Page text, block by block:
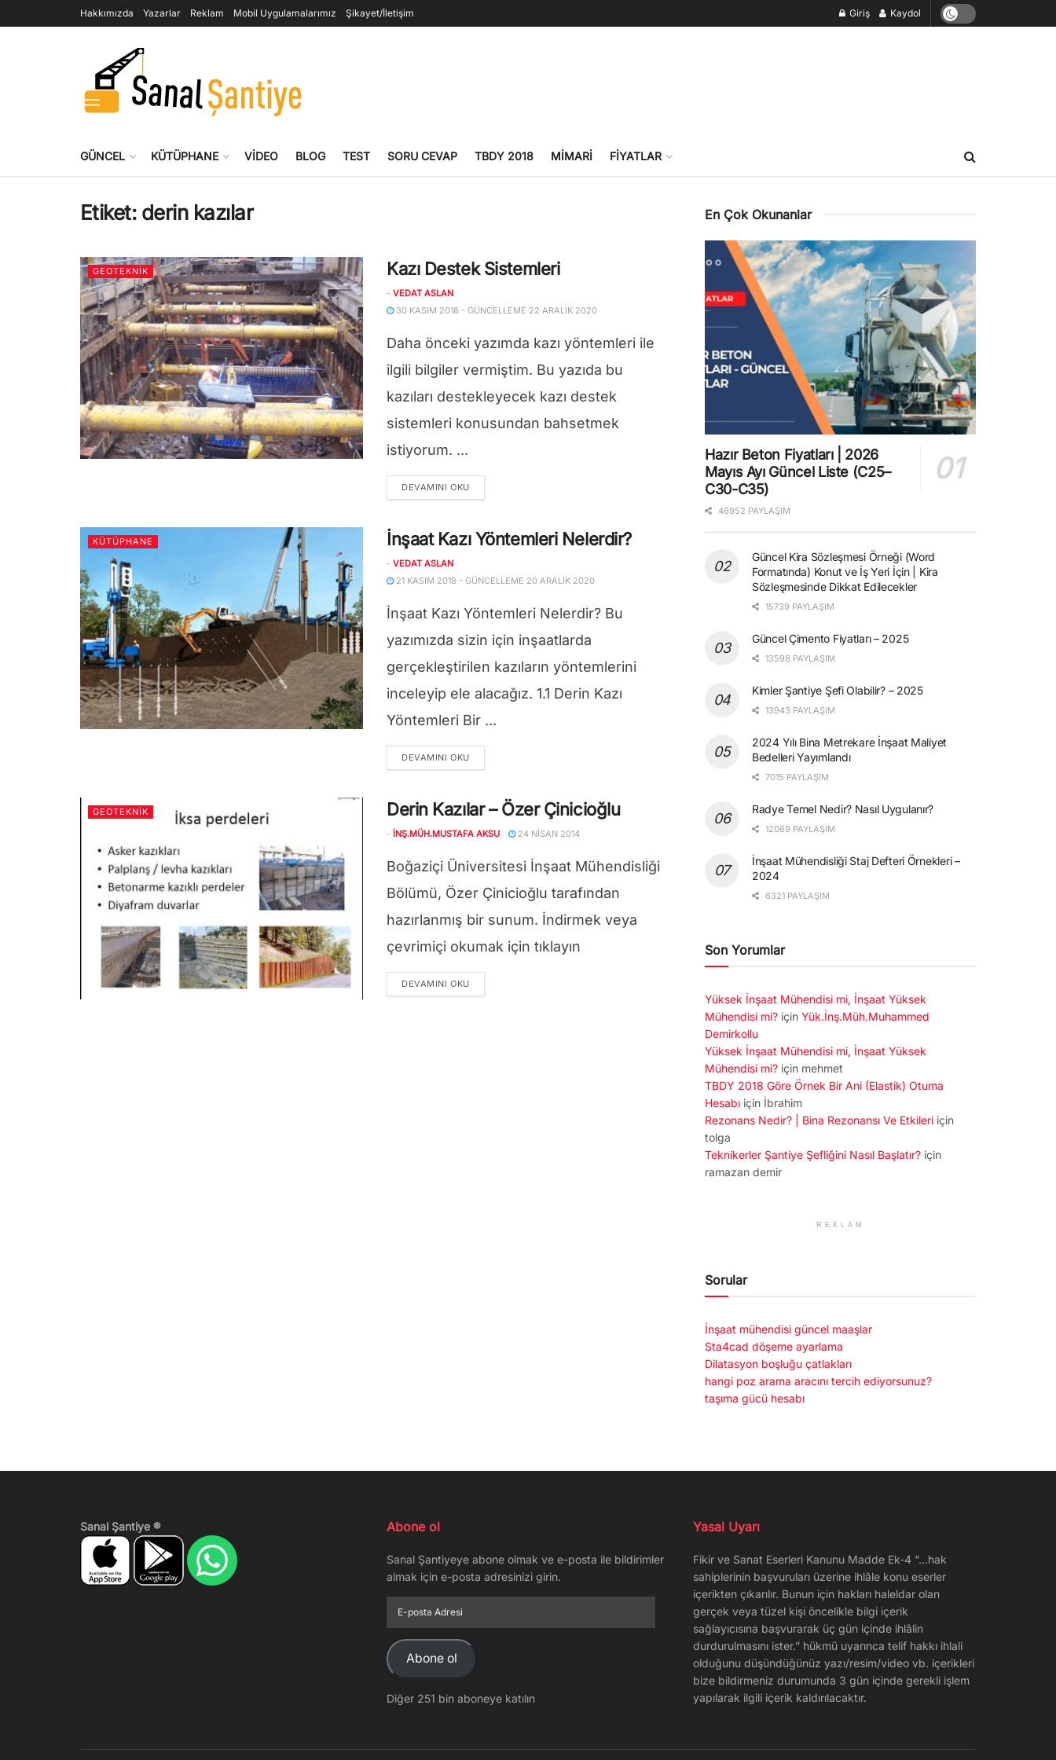
Hakkımızda Yazarlar Reklam Mobil Uygulamalarımız Şikayet/İletişim Giriş Kaydol
GÜNCEL KÜTÜPHANE VIDEO BLOG TEST SORU CEVAP TBDY 2018 MIMARI FIYATLAR
Etiket: derin kazılar
GEOTEKNIK Kazı Destek Sistemleri
- VEDAT ASLAN
30 KASIM 2018 - GÜNCELLEME 22 ARALIK 2020
Daha önceki yazımda kazı yöntemleri ile
ilgili bilgiler vermiştim. Bu yazıda bu
kazıları destekleyecek kazı destek
sistemleri konusundan bahsetmek
istiyorum. ...
DEVAMINI OKUDETAILS
KÜTÜPHANE İnşaat Kazı Yöntemleri Nelerdir?
- VEDAT ASLAN
21 KASIM 2018 - GÜNCELLEME 20 ARALIK 2020
İnşaat Kazı Yöntemleri Nelerdir? Bu
yazımızda sizin için inşaatlarda
gerçekleştirilen kazıların yöntemlerini
inceleyip ele alacağız. 1.1 Derin Kazı
Yöntemleri Bir ...
DEVAMINI OKUDETAILS
GEOTEKNIK Derin Kazılar – Özer Çinicioğlu
- İNŞ.MÜH.MUSTAFA AKSU 24 NISAN 2014
Boğaziçi Üniversitesi İnşaat Mühendisliği
Bölümü, Özer Çinicioğlu tarafından
hazırlanmış bir sunum. İndirmek veya
çevrimiçi okumak için tıklayın
DEVAMINI OKUDETAILS
En Çok Okunanlar
Hazır Beton Fiyatları | 2026
Mayıs Ayı Güncel Liste (C25–
C30-C35)
46952 PAYLAŞIM
Güncel Kira Sözleşmesi Örneği (Word
Formatında) Konut ve İş Yeri İçin | Kira
Sözleşmesinde Dikkat Edilecekler
15739 PAYLAŞIM
Güncel Çimento Fiyatları – 2025
13598 PAYLAŞIM
Kimler Şantiye Şefi Olabilir? – 2025
13943 PAYLAŞIM
2024 Yılı Bina Metrekare İnşaat Maliyet
Bedelleri Yayımlandı
7015 PAYLAŞIM
Radye Temel Nedir? Nasıl Uygulanır?
12069 PAYLAŞIM
İnşaat Mühendisliği Staj Defteri Örnekleri –
2024
6321 PAYLAŞIM
Son Yorumlar
Yüksek İnşaat Mühendisi mi, İnşaat Yüksek
Mühendisi mi? için Yük.İnş.Müh.Muhammed
Demirkollu
Yüksek İnşaat Mühendisi mi, İnşaat Yüksek
Mühendisi mi? için mehmet
TBDY 2018 Göre Örnek Bir Ani (Elastik) Otuma
Hesabı için İbrahim
Rezonans Nedir? | Bina Rezonansı Ve Etkileri için
tolga
Teknikerler Şantiye Şefliğini Nasıl Başlatır? için
ramazan demir
REKLAM
Sorular
İnşaat mühendisi güncel maaşlar
Sta4cad döşeme ayarlama
Dilatasyon boşluğu çatlakları
hangi poz arama aracını tercih ediyorsunuz?
taşıma gücü hesabı
Sanal Şantiye ® Abone ol
Sanal Şantiyeye abone olmak ve e-posta ile bildirimler
almak için e-posta adresinizi girin.
posta
Adresi
Abone ol
Diğer 251 bin aboneye katılın
Yasal Uyarı
Fikir ve Sanat Eserleri Kanunu Madde Ek-4 “…hak
sahiplerinin başvuruları üzerine ihlâle konu eserler
içerikten çıkarılır. Bunun için hakları haleldar olan
gerçek veya tüzel kişi öncelikle bilgi içerik
sağlayıcısına başvurarak üç gün içinde ihlâlin
durdurulmasını ister.” hükmü uyarınca telif hakkı ihlali
olduğunu düşündüğünüz yazı/resim/video vb. içerikleri
bize bildirmeniz durumunda 3 gün içinde gerekli işlem
yapılarak ilgili içerik kaldırılacaktır.